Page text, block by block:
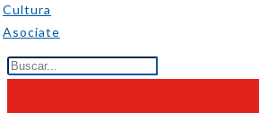
Cultura
Asociate